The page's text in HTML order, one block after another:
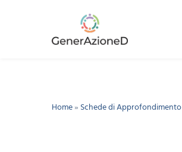
Home» Schede di Approfondimento